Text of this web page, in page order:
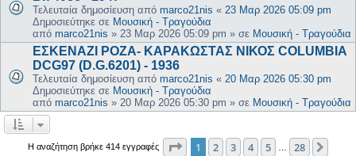
Τελευταία δημοσίευση από marco21nis « 23 Μαρ 2026 05:09 pm
Δημοσιεύτηκε σε Μουσική - Τραγούδια
από marco21nis » 23 Μαρ 2026 05:09 pm » σε Μουσική - Τραγούδια
ΕΣΚΕΝΑΖΙ ΡΟΖΑ- ΚΑΡΑΚΩΣΤΑΣ ΝΙΚΟΣ COLUMBIA
DCG97 (D.G.6201) - 1936
Τελευταία δημοσίευση από marco21nis « 20 Μαρ 2026 05:30 pm
Δημοσιεύτηκε σε Μουσική - Τραγούδια
από marco21nis » 20 Μαρ 2026 05:30 pm » σε Μουσική - Τραγούδια
Η αναζήτηση βρήκε 414 εγγραφές Σελίδα από28
1 2 3 4 5 28